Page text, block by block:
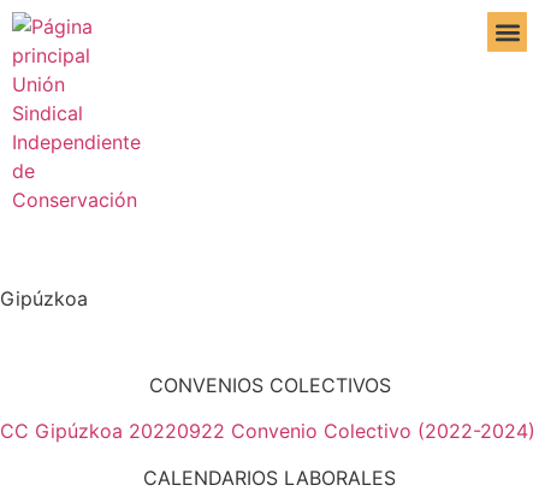
Gipúzkoa
CONVENIOS COLECTIVOS
CC Gipúzkoa 20220922 Convenio Colectivo (2022-2024)
CALENDARIOS LABORALES